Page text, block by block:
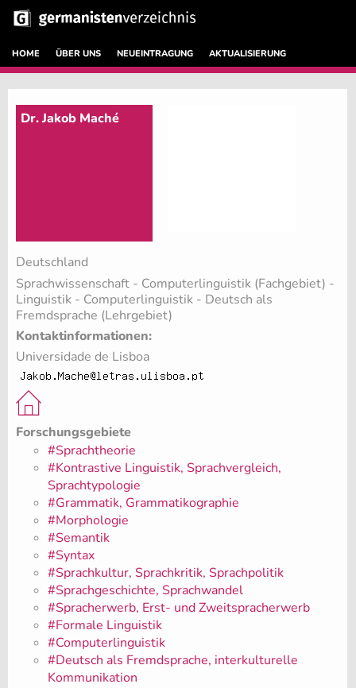
HOME ÜBER UNS NEUEINTRAGUNG AKTUALISIERUNG
Dr. Jakob Maché
Deutschland
Sprachwissenschaft - Computerlinguistik (Fachgebiet) -
Linguistik - Computerlinguistik - Deutsch als
Fremdsprache (Lehrgebiet)
Kontaktinformationen:
Universidade de Lisboa
Forschungsgebiete
#Sprachtheorie
#Kontrastive Linguistik, Sprachvergleich,
Sprachtypologie
#Grammatik, Grammatikographie
#Morphologie
#Semantik
#Syntax
#Sprachkultur, Sprachkritik, Sprachpolitik
#Sprachgeschichte, Sprachwandel
#Spracherwerb, Erst- und Zweitspracherwerb
#Formale Linguistik
#Computerlinguistik
#Deutsch als Fremdsprache, interkulturelle
Kommunikation